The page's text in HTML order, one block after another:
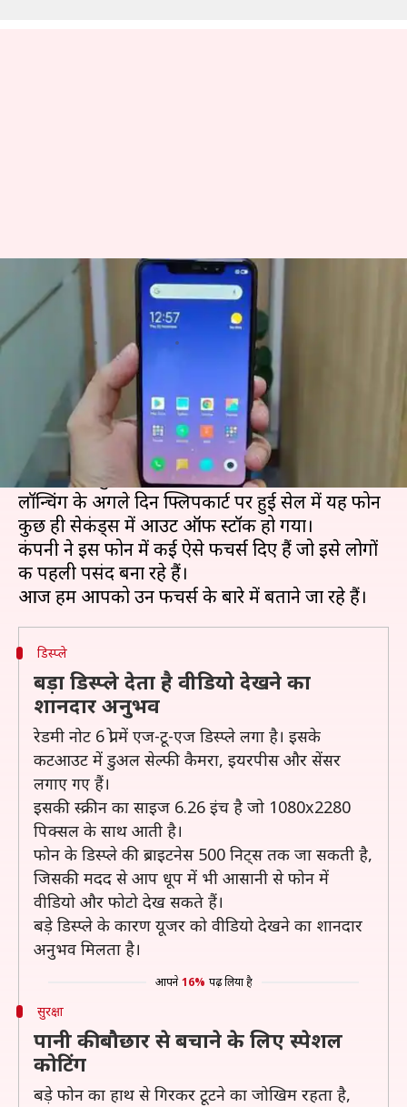
चार कैमरों के अलावा रेडमी नोट 6 प्रो
को खास बनाते हैं ये फीचर्स
Nov 24, 2018
क्या है खबर?
चीन की स्मार्टफोन कंपनी शाओमी ने 22 नवंबर को रेडमी
नोट 6 प्रो लॉन्च किया था। इस फोन की कीमत Rs.
13,999 से शुरू होती है।
लॉन्चिंग के अगले दिन फ्लिपकार्ट पर हुई सेल में यह फोन
कुछ ही सेकंड्स में आउट ऑफ स्टॉक हो गया।
कंपनी ने इस फोन में कई ऐसे फीचर्स दिए हैं जो इसे लोगों
की पहली पसंद बना रहे हैं।
डिस्प्ले
बड़ा डिस्प्ले देता है वीडियो देखने का
शानदार अनुभव
रेडमी नोट 6 प्रो में एज-टू-एज डिस्प्ले लगा है। इसके
कटआउट में डुअल सेल्फी कैमरा, इयरपीस और सेंसर
लगाए गए हैं।
इसकी स्क्रीन का साइज 6.26 इंच है जो 1080x2280
पिक्सल के साथ आती है।
फोन के डिस्प्ले की ब्राइटनेस 500 निट्स तक जा सकती है,
जिसकी मदद से आप धूप में भी आसानी से फोन में
वीडियो और फोटो देख सकते हैं।
बड़े डिस्प्ले के कारण यूजर को वीडियो देखने का शानदार
अनुभव मिलता है।
आपने 16% पढ़ लिया है
सुरक्षा
पानी की बौछार से बचाने के लिए स्पेशल
कोटिंग
बड़े फोन का हाथ से गिरकर टूटने का जोखिम रहता है,